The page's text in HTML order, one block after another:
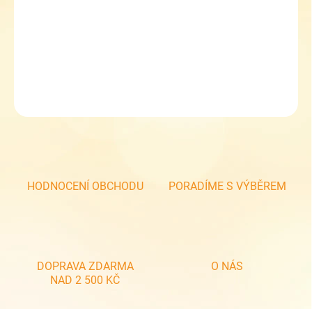
HODNOCENÍ OBCHODU PORADÍME S VÝBĚREM
DOPRAVA ZDARMA
NAD 2 500 KČ
O NÁS